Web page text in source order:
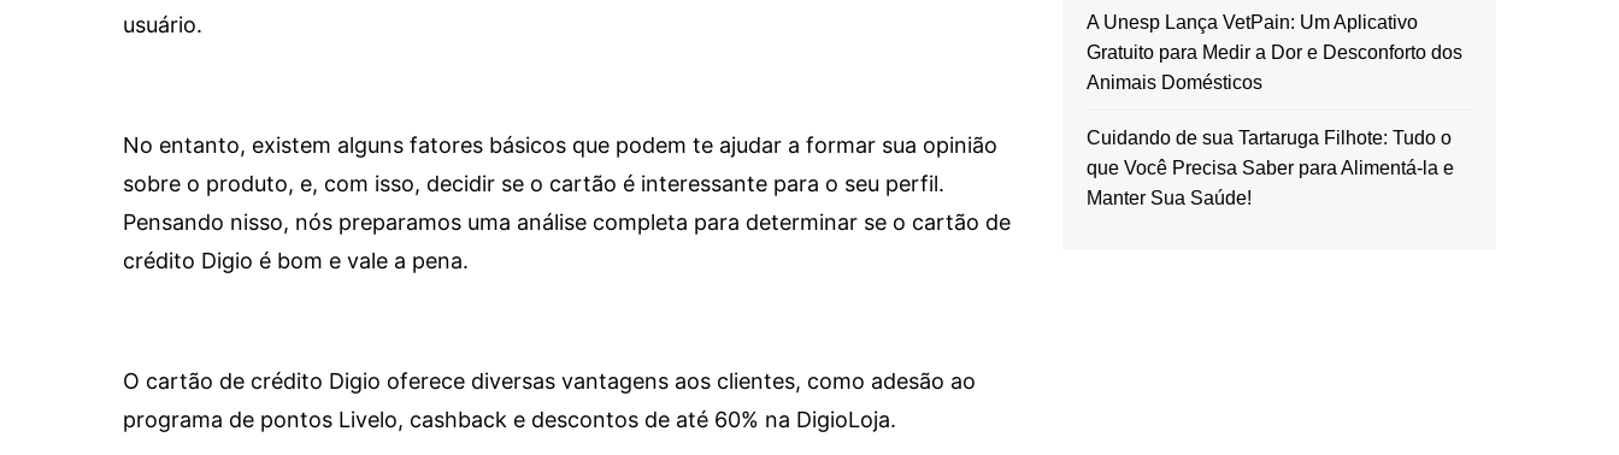
usuário.
No entanto, existem alguns fatores básicos que podem te ajudar a formar sua opinião
sobre o produto, e, com isso, decidir se o cartão é interessante para o seu perfil.
Pensando nisso, nós preparamos uma análise completa para determinar se o cartão de
crédito Digio é bom e vale a pena.
O cartão de crédito Digio oferece diversas vantagens aos clientes, como adesão ao
programa de pontos Livelo, cashback e descontos de até 60% na DigioLoja.
A Unesp Lança VetPain: Um Aplicativo
Gratuito para Medir a Dor e Desconforto dos
Animais Domésticos
Cuidando de sua Tartaruga Filhote: Tudo o
que Você Precisa Saber para Alimentá-la e
Manter Sua Saúde!